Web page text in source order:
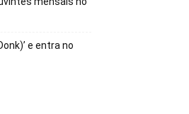
e entra no